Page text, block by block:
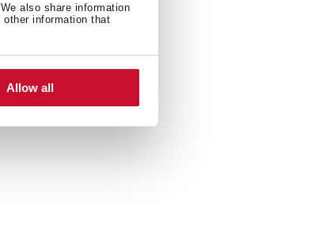
also share information
information that
Allow all